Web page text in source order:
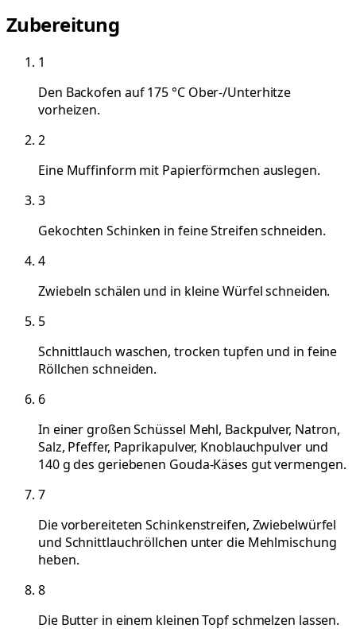
Zubereitung
1
Den Backofen auf 175 °C Ober-/Unterhitze
vorheizen.
2
Eine Muffinform mit Papierförmchen auslegen.
3
Gekochten Schinken in feine Streifen schneiden.
4
Zwiebeln schälen und in kleine Würfel schneiden.
5
Schnittlauch waschen, trocken tupfen und in feine
Röllchen schneiden.
6
In einer großen Schüssel Mehl, Backpulver, Natron,
Salz, Pfeffer, Paprikapulver, Knoblauchpulver und
140 g des geriebenen Gouda-Käses gut vermengen.
7
Die vorbereiteten Schinkenstreifen, Zwiebelwürfel
und Schnittlauchröllchen unter die Mehlmischung
heben.
8
Die Butter in einem kleinen Topf schmelzen lassen.